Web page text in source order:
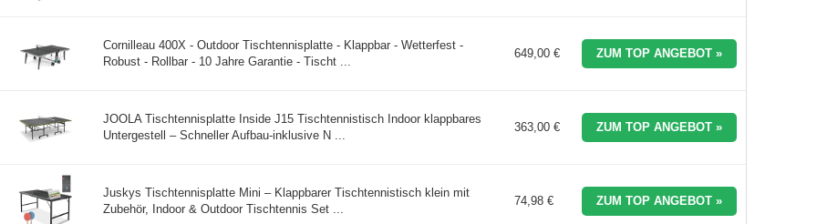
Cornilleau 400X - Outdoor Tischtennisplatte - Klappbar - Wetterfest -
Robust - Rollbar - 10 Jahre Garantie - Tischt ...
649,00 € ZUM TOP ANGEBOT »
JOOLA Tischtennisplatte Inside J15 Tischtennistisch Indoor klappbares
Untergestell – Schneller Aufbau-inklusive N ...
363,00 € ZUM TOP ANGEBOT »
Juskys Tischtennisplatte Mini – Klappbarer Tischtennistisch klein mit
Zubehör, Indoor & Outdoor Tischtennis Set ...
74,98 € ZUM TOP ANGEBOT »